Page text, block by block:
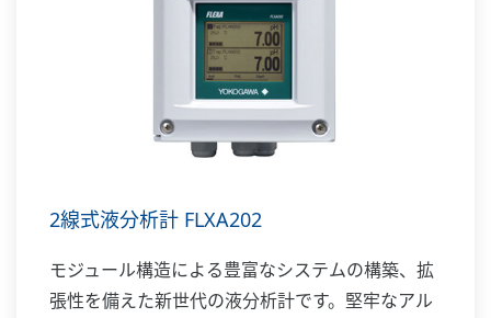
2線式液分析計 FLXA202
モジュール構造による豊富なシステムの構築、拡
張性を備えた新世代の液分析計です。堅牢なアル